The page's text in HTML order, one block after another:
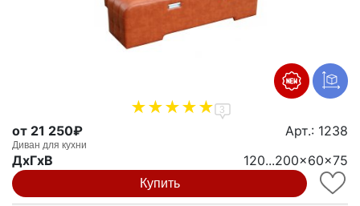
3
от 21 250₽ Арт.: 1238
Диван для кухни
ДxГxВ 120...200x60x75
Купить